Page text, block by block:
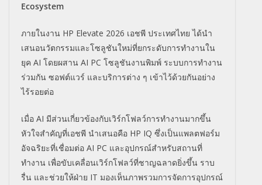
Ecosystem
ภายในงาน HP Elevate 2026 เอชพี ประเทศไทย ได้นำ
เสนอนวัตกรรมและโซลูชันใหม่ที่ยกระดับการทำงานใน
ยุค AI โดยผสาน AI PC โซลูชันงานพิมพ์ ระบบการทำงาน
ร่วมกัน ซอฟต์แวร์ และบริการต่าง ๆ เข้าไว้ด้วยกันอย่าง
ไร้รอยต่อ
เมื่อ AI มีส่วนเกี่ยวข้องกับเวิร์กโฟลว์การทำงานมากขึ้น
หัวใจสำคัญที่เอชพี นำเสนอคือ HP IQ ซึ่งเป็นแพลตฟอร์ม
อัจฉริยะที่เชื่อมต่อ AI PC และอุปกรณ์สำหรับสถานที่
ทำงาน เพื่อขับเคลื่อนเวิร์กโฟลว์ที่ชาญฉลาดยิ่งขึ้น ราบ
รื่น และช่วยให้ฝ่าย IT มองเห็นภาพรวมการจัดการอุปกรณ์